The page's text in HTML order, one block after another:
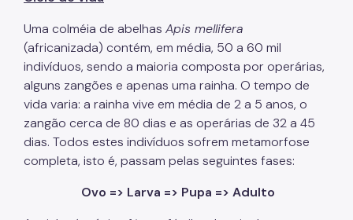
Uma colméia de abelhas Apis mellifera
(africanizada) contém, em média, 50 a 60 mil
indivíduos, sendo a maioria composta por operárias,
alguns zangões e apenas uma rainha. O tempo de
vida varia: a rainha vive em média de 2 a 5 anos, o
zangão cerca de 80 dias e as operárias de 32 a 45
dias. Todos estes indivíduos sofrem metamorfose
completa, isto é, passam pelas seguintes fases:
Ovo => Larva => Pupa => Adulto